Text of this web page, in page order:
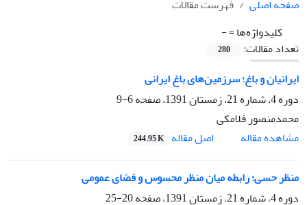
صفحه اصلی
فهرست مقالات
کلیدواژه‌ها =-
تعداد مقالات:
280
ایرانیان و باغ؛ سرزمین‌های باغ ایرانی
دوره 4، شماره 21، زمستان 1391، صفحه
6-9
محمدمنصور فلامکی
مشاهده مقاله
اصل مقاله 244.95 K
منظر حسی؛ رابطه میان منظر محسوس و فضای عمومی
دوره 4، شماره 21، زمستان 1391، صفحه
20-25